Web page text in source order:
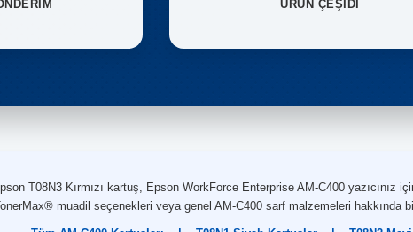
ÜRÜN ÇEŞİDİ
T08N3 Kırmızı kartuş, Epson WorkForce Enterprise AM-C400 yazıcınız
muadil seçenekleri veya genel AM-C400 sarf malzemeleri hakkında